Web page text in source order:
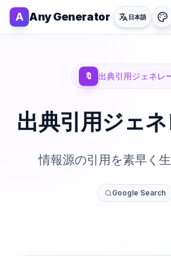
A Any Generator 日本語
🔖 出典引用ジェネレ
出典引用ジェ
情報源の引用を素早く生
Google Search